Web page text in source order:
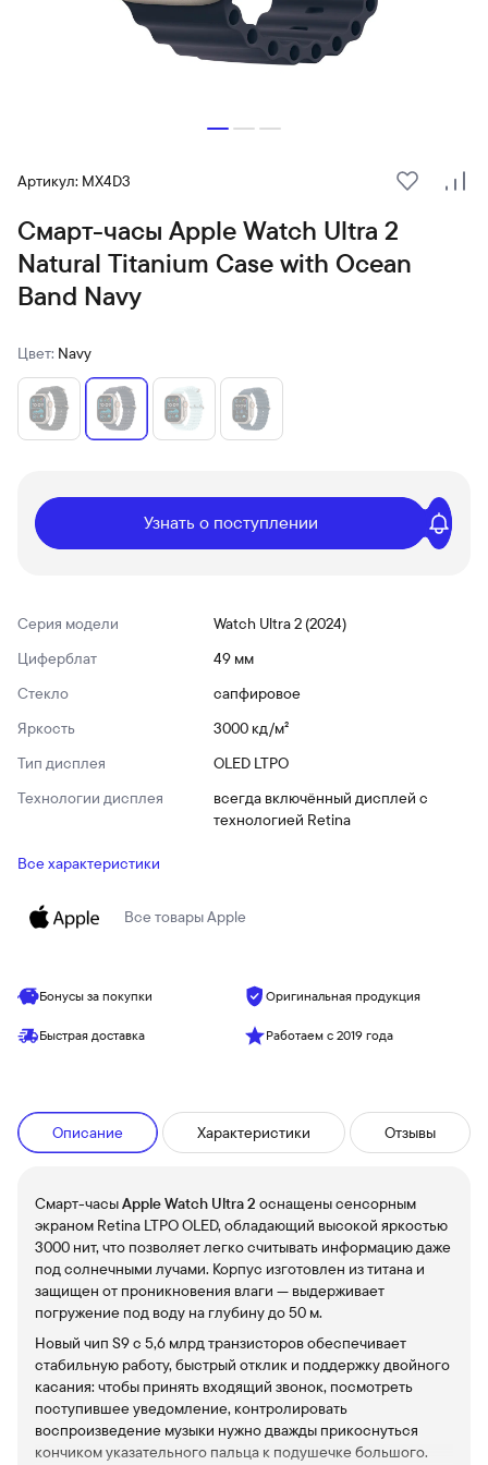
Артикул: MX4D3
В
Смарт-часы Apple Watch Ultra 2
Natural Titanium Case with Ocean
Band Navy
Цвет: Navy
Узнать о поступлении
Серия модели
Watch Ultra 2 (2024)
Циферблат
49 мм
Стекло
сапфировое
Яркость
3000 кд/ м²
Тип дисплея
OLED LTPO
Технологии дисплея
всегда включённый дисплей с
технологией Retina
Все характеристики
Все товарыApple
Бонусы за покупки Оригинальная продукция
Быстрая доставка Работаем с 2019 года
Описание Характеристики Отзывы
Смарт-часыApple Watch Ultra 2 оснащены сенсорным
экраном Retina LTPO OLED, обладающий высокой яркостью
3000 нит, что позволяет легко считывать информацию даже
под солнечными лучами. Корпус изготовлен из титана и
защищен от проникновения влаги — выдерживает
погружение под воду на глубину до 50 м.
Новый чип S9 с 5,6 млрд транзисторов обеспечивает
стабильную работу, быстрый отклик и поддержку двойного
касания: чтобы принять входящий звонок, посмотреть
поступившее уведомление, контролировать
воспроизведение музыки нужно дважды прикоснуться
кончиком указательного пальца к подушечке большого.